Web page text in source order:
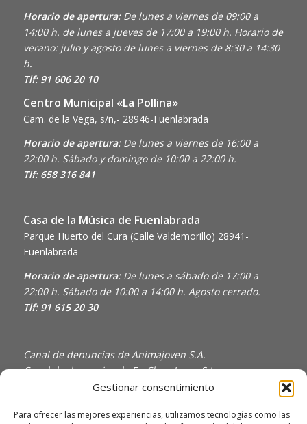
Gestionar consentimiento
Para ofrecer las mejores experiencias, utilizamos tecnologías como las
Horario de apertura:De lunes a viernes de 09:00 a
14:00 h. de lunes a jueves de 17:00 a 19:00 h. Horario de
verano: julio y agosto de lunes a viernes de 8:30 a 14:30
h.
Tlf: 91 606 20 10
Centro Municipal «La Pollina»
Cam. de la Vega, s/n,- 28946-Fuenlabrada
Horario de apertura: De lunes a viernes de 16:00 a
22:00 h. Sábado y domingo de 10:00 a 22:00 h.
Tlf: 658 316 841
Casa de la Música de Fuenlabrada
Parque Huerto del Cura (Calle Valdemorillo) 28941-
Fuenlabrada
Horario de apertura: De lunes a sábado de 17:00 a
22:00 h. Sábado de 10:00 a 14:00 h. Agosto cerrado.
Tlf: 91 615 20 30
Canal de denuncias de Animajoven S.A.
Canal de denuncias de En Clave Joven S.L.
Política de Privacidad y Uso de Cookies
Política de calidad